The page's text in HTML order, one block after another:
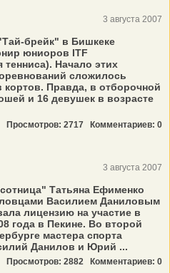
3 августа 2007
брейк" в Бишкеке
юниоров ITF
Начало этих
сложилось
Правда, в отборочной
и 16 девушек в возрасте
Просмотров: 2717 Комментариев: 0
3 августа 2007
Татьяна Ефименко
Василием Даниловым
лицензию на участие в
года в Пекине. Во второй
мастера спорта
Данилов и Юрий ...
Просмотров: 2882 Комментариев: 0